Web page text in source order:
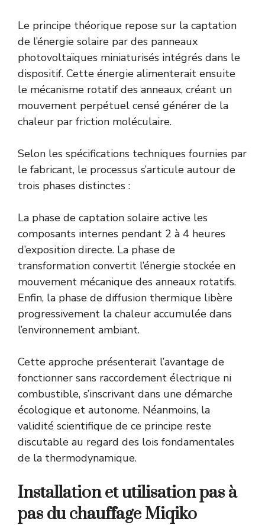
Le principe théorique repose sur la captation
de l’énergie solaire par des panneaux
photovoltaïques miniaturisés intégrés dans le
dispositif. Cette énergie alimenterait ensuite
le mécanisme rotatif des anneaux, créant un
mouvement perpétuel censé générer de la
chaleur par friction moléculaire.
Selon les spécifications techniques fournies par
le fabricant, le processus s’articule autour de
trois phases distinctes :
La phase de captation solaire active les
composants internes pendant 2 à 4 heures
d’exposition directe. La phase de
transformation convertit l’énergie stockée en
mouvement mécanique des anneaux rotatifs.
Enfin, la phase de diffusion thermique libère
progressivement la chaleur accumulée dans
l’environnement ambiant.
Cette approche présenterait l’avantage de
fonctionner sans raccordement électrique ni
combustible, s’inscrivant dans une démarche
écologique et autonome. Néanmoins, la
validité scientifique de ce principe reste
discutable au regard des lois fondamentales
de la thermodynamique.
Installation et utilisation pas à
pas du chauffage Miqiko